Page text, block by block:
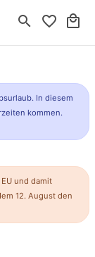
search favorite_border local_mall
In diesem
kommen.
und damit
12. August den